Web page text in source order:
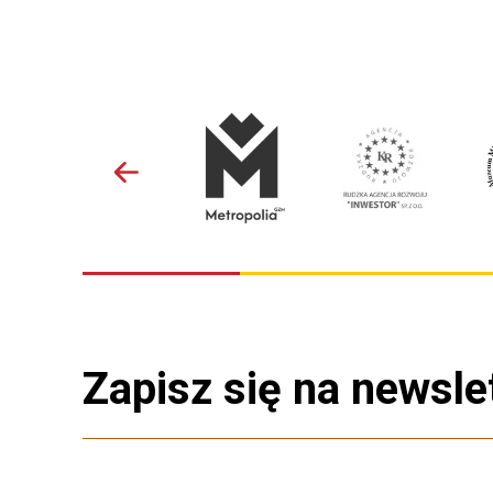
Zapisz się na